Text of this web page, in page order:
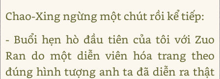
Chao-Xing ngừng một chút rồi kể tiếp:
- Buổi hẹn hò đầu tiên của tôi với Zuo
Ran do một diễn viên hóa trang theo
đúng hình tượng anh ta đã diễn ra thật